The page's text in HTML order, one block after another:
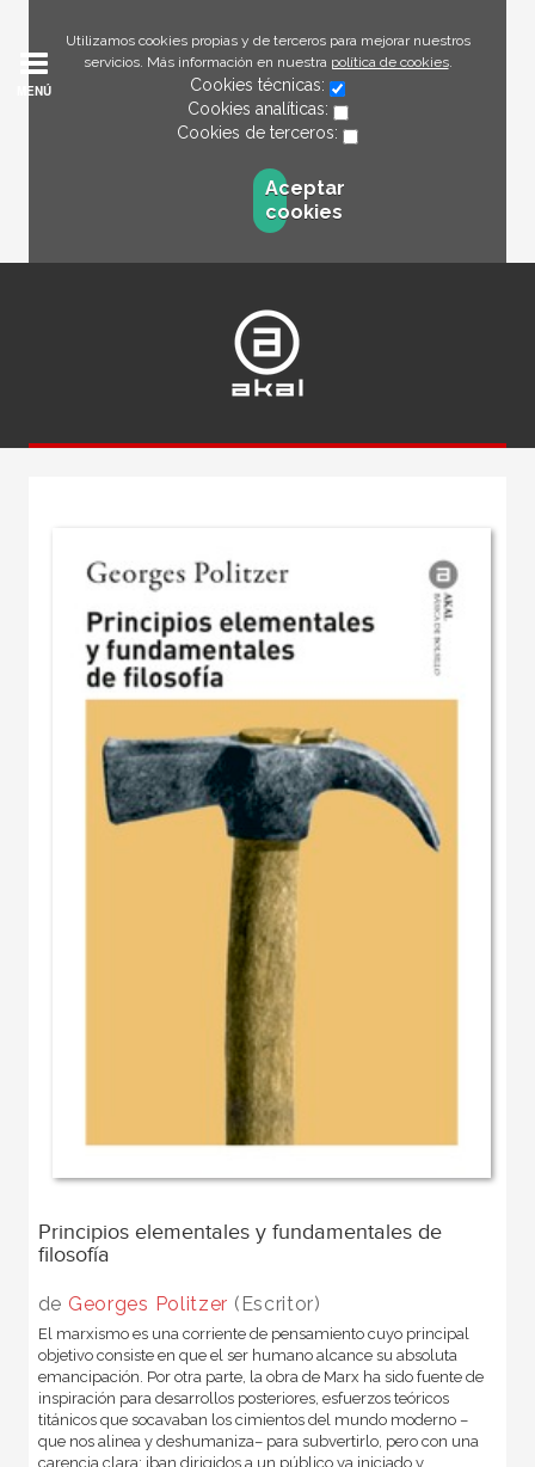
Utilizamos cookies propias y de terceros para mejorar nuestros
servicios. Más información en nuestra política de cookies.
Cookies técnicas:
Cookies analíticas:
Cookies de terceros:
Aceptar
cookies
MENÚ
Principios elementales y fundamentales de
filosofía
de Georges Politzer (Escritor)
El marxismo es una corriente de pensamiento cuyo principal
objetivo consiste en que el ser humano alcance su absoluta
emancipación. Por otra parte, la obra de Marx ha sido fuente de
inspiración para desarrollos posteriores, esfuerzos teóricos
titánicos que socavaban los cimientos del mundo moderno –
que nos alinea y deshumaniza– para subvertirlo, pero con una
carencia clara: iban dirigidos a un público ya iniciado y